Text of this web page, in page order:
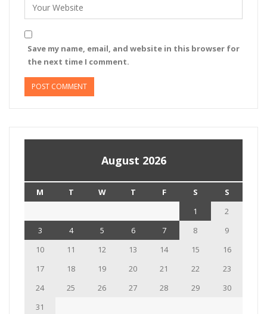
Save my name, email, and website in this browser for
the next time I comment.
August 2026
M T W T F S
S
1
2
3
4 5 6 7 8
9
10
11 12 13 14 15
16
17
18 19 20 21 22
23
24
25 26 27 28 29
30
31